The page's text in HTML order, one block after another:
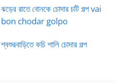
ঝড়ের রাতে বোনকে চোদার চটি গল্প vai
bon chodar golpo
শ্বশুরবাড়িতে কচি শালি চোদার গল্প